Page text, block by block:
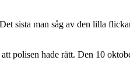
sista man såg av den lilla
polisen hade rätt. Den 10